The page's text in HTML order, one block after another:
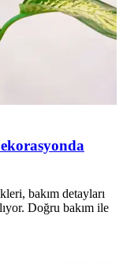
bakım detayları
Doğru bakım ile